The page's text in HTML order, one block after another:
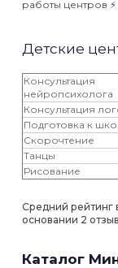
работы центров ⚡️
Детские
Консультация
нейропсихолога
Консультация
Подготовка к
Скорочтение
Танцы
Рисование
Средний рейтинг
основании 2
Каталог